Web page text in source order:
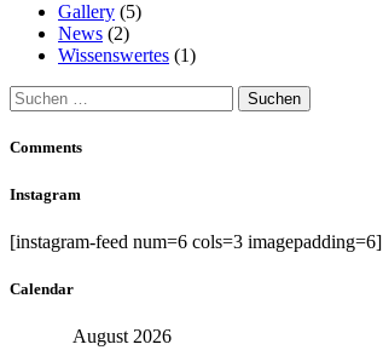
Gallery (5)
News (2)
Wissenswertes (1)
Suchen
nach:
Comments
Instagram
[instagram-feed num=6 cols=3 imagepadding=6]
Calendar
August 2026